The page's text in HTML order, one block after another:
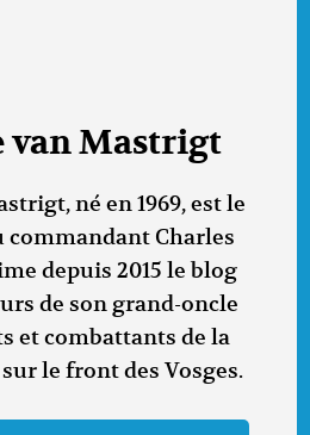
van Mastrigt
né en 1969, est le
commandant Charles
depuis 2015 le blog
de son grand-oncle
et combattants de la
le front des Vosges.